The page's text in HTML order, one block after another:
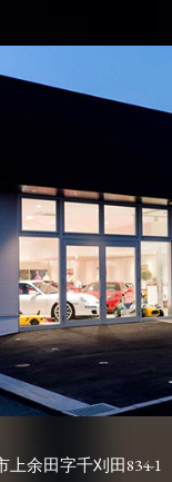
上余田字千刈田834-1